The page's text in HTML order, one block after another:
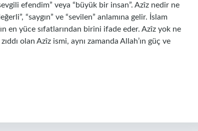
efendim” veya “büyük bir insan”. Azîz nedir ne
“saygın” ve “sevilen” anlamına gelir. İslam
en yüce sıfatlarından birini ifade eder. Azîz yok ne
olan Azîz ismi, aynı zamanda Allah’ın güç ve